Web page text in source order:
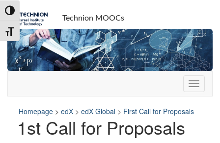
Skip
to
Content
Skip
to
navigation
Toggle High Contrast
Toggle Font size
Technion MOOCs
Homepage > edX > edX Global > First Call for Proposals
1st Call for Proposals